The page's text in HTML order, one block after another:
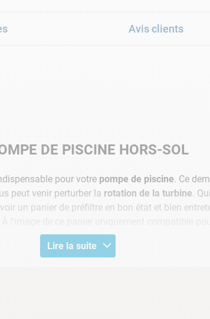
Avis clients
DE PISCINE HORS-SOL
pour votre pompe de piscine. Ce
peut venir perturber la rotation de la turbine .
un panier de préfiltre en bon état et bien
Lire la suite